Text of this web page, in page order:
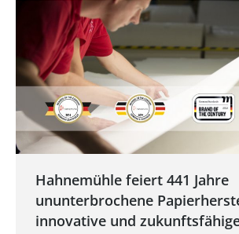
Hahnemühle feiert 441 Jahre
ununterbrochene
innovative und